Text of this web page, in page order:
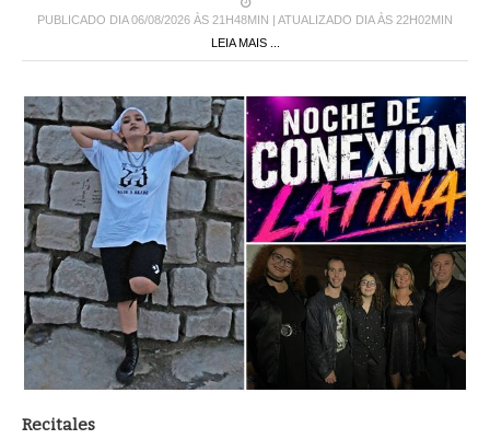
PUBLICADO DIA 06/08/2026 ÀS 21H48MIN | ATUALIZADO DIA ÀS 22H02MIN
LEIA MAIS ...
Recitales